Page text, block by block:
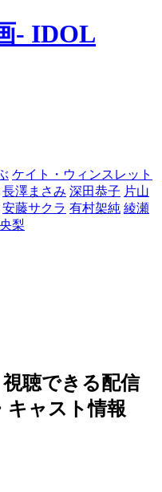
- IDOL
ケイト・ウィンスレット
長澤まさみ 深田恭子 片山
安藤サクラ 有村架純 綾瀬
梨
聴できる配信
キャスト情報